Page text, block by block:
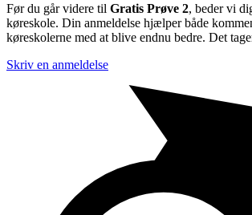
Før du går videre til Gratis Prøve 2, beder vi
køreskole. Din anmeldelse hjælper både
køreskolerne med at blive endnu bedre. Det
Skriv en anmeldelse